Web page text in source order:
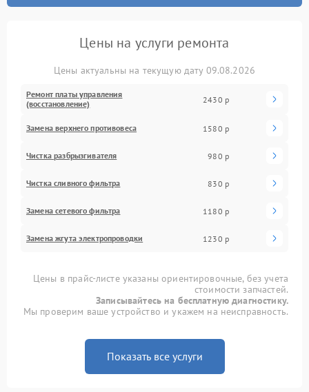
Цены на услуги ремонта
Цены актуальны на текущую дату 09.08.2026
Ремонт платы управления
(восстановление)
2430 р
Замена верхнего противовеса 1580 р
Чистка разбрызгивателя 980 р
Чистка сливного фильтра 830 р
Замена сетевого фильтра 1180 р
Замена жгута электропроводки 1230 р
Цены в прайс-листе указаны ориентировочные, без учета
стоимости запчастей.
Записывайтесь на бесплатную диагностику.
Мы проверим ваше устройство и укажем на неисправность.
Показать все услуги